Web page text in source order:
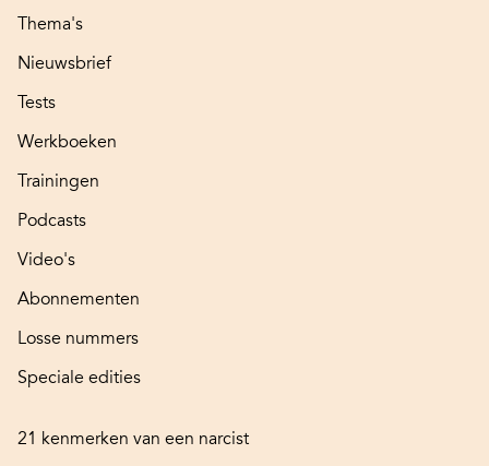
Thema's
Nieuwsbrief
Tests
Werkboeken
Trainingen
Podcasts
Video's
Abonnementen
Losse nummers
Speciale edities
21 kenmerken van een narcist